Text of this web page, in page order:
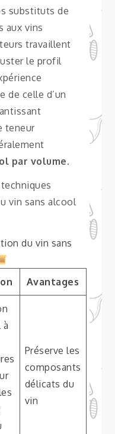
substituts de
aux vins
travaillent
le profil
de celle d’un
teneur
par volume.
vin sans alcool
du vin sans
Avantages
à
Préserve les
composants
délicats du
vin